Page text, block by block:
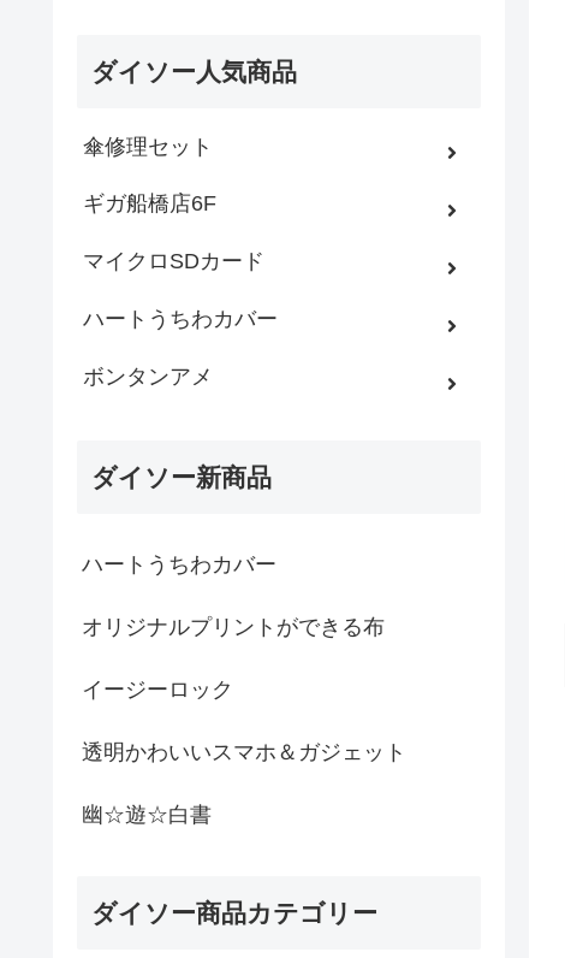
ダイソー人気商品
傘修理セット
ギガ船橋店6F
マイクロSDカード
ハートうちわカバー
ボンタンアメ
ダイソー新商品
ハートうちわカバー
オリジナルプリントができる布
イージーロック
透明かわいいスマホ＆ガジェット
幽☆遊☆白書
ダイソー商品カテゴリー